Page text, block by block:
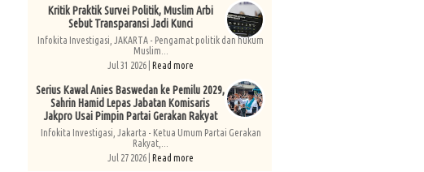
Kritik Praktik Survei Politik, Muslim Arbi
Sebut Transparansi Jadi Kunci
Infokita Investigasi, JAKARTA - Pengamat politik dan hukum
Muslim...
Jul 31 2026 | Read more
Serius Kawal Anies Baswedan ke Pemilu 2029,
Sahrin Hamid Lepas Jabatan Komisaris
Jakpro Usai Pimpin Partai Gerakan Rakyat
Infokita Investigasi, Jakarta - Ketua Umum Partai Gerakan
Rakyat,...
Jul 27 2026 | Read more